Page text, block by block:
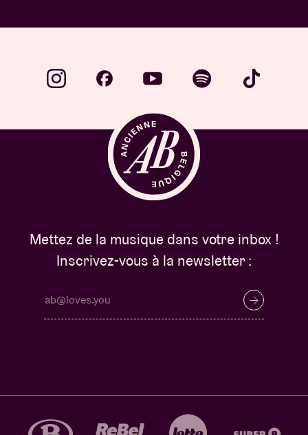
Mettez de la musique dans votre inbox !
Inscrivez-vous à la newsletter :